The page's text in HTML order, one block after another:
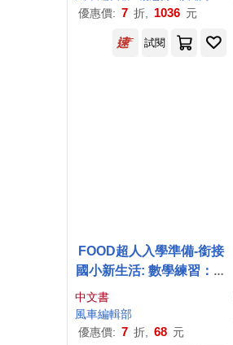
優惠價: 7 折, 1036 元
試閱
FOOD超人入學準備-銜接
國小新生活: 數學練習：全
系列提供一年級科目的核
心素養題目
中文書
風車編輯部
優惠價: 7 折, 68 元